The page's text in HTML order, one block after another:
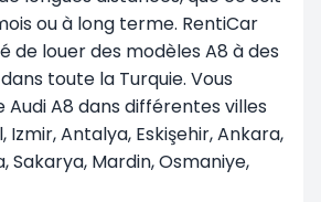
ou à long terme. RentiCar
de louer des modèles A8 à des
toute la Turquie. Vous
Audi A8 dans différentes villes
Izmir, Antalya, Eskişehir, Ankara,
Sakarya, Mardin, Osmaniye,